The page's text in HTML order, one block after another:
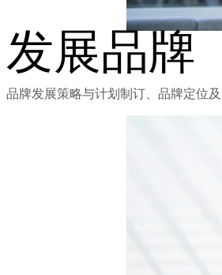
发展品牌
品牌发展策略与计划制订、品牌定位